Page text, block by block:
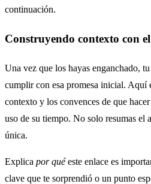
continuación.
Construyendo contexto con
Una vez que los hayas enganchado,
cumplir con esa promesa inicial. Aquí
contexto y los convences de que
uso de su tiempo. No solo resumas el
única.
Explica por quéeste enlace es
clave que te sorprendió o un punto